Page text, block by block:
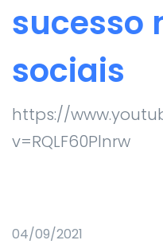
sucesso
sociais
https://
v=RQLF60Plnrw
04/09/2021